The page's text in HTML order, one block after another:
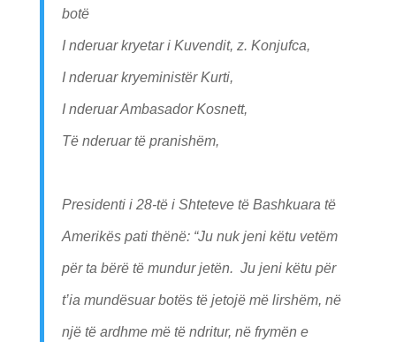
botë
I nderuar kryetar i Kuvendit, z. Konjufca,
I nderuar kryeministër Kurti,
I nderuar Ambasador Kosnett,
Të nderuar të pranishëm,
Presidenti i 28-të i Shteteve të Bashkuara të
Amerikës pati thënë: “Ju nuk jeni këtu vetëm
për ta bërë të mundur jetën. Ju jeni këtu për
t’ia mundësuar botës të jetojë më lirshëm, në
një të ardhme më të ndritur, në frymën e